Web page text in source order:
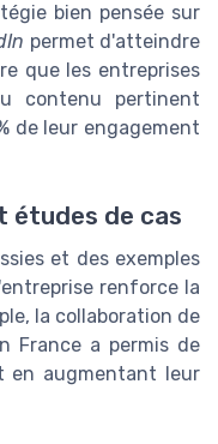
bien pensée sur
permet d'atteindre
que les entreprises
contenu pertinent
de leur engagement
études de cas
et des exemples
renforce la
la collaboration de
France a permis de
en augmentant leur